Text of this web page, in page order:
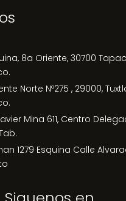
8a Oriente, 30700
Norte Nº275 , 29000,
Mina 611, Centro
1279 Esquina Calle